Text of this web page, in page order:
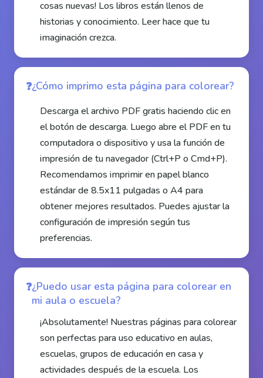
cosas nuevas! Los libros están llenos de
historias y conocimiento. Leer hace que tu
imaginación crezca.
¿Cómo imprimo esta página para colorear?
Descarga el archivo PDF gratis haciendo clic en
el botón de descarga. Luego abre el PDF en tu
computadora o dispositivo y usa la función de
impresión de tu navegador (Ctrl+P o Cmd+P).
Recomendamos imprimir en papel blanco
estándar de 8.5x11 pulgadas o A4 para
obtener mejores resultados. Puedes ajustar la
configuración de impresión según tus
preferencias.
¿Puedo usar esta página para colorear en
mi aula o escuela?
¡Absolutamente! Nuestras páginas para colorear
son perfectas para uso educativo en aulas,
escuelas, grupos de educación en casa y
actividades después de la escuela. Los